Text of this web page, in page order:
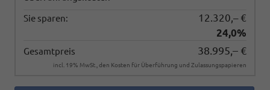
Sie sparen:
12.320,– €
24,0%
Gesamtpreis 38.995,– €
incl. 19% MwSt., den Kosten für Überführung und Zulassungspapieren